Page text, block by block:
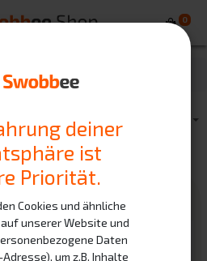
0
deiner
ist
Priorität.
Cookies und ähnliche
unserer Website und
Daten
Adresse), um z.B. Inhalte